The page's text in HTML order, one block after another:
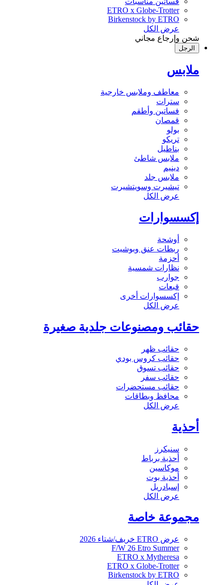
ETRO x Globe-Trotter
Birkenstock by ETRO
عرض الكل
شحن وإرجاع مجاني
الرجل
ملابس
معاطف وملابس خارجية
سترات
فساتين وأطقم
قمصان
بولو
تريكو
بناطيل
ملابس شاطئ
دينيم
ملابس جلد
تيشيرت وسويتشيرت
عرض الكل
إكسسوارات
أوشحة
ربطات عنق وبوشيت
أحزمة
نظارات شمسية
جوارب
قبعات
إكسسوارات أخرى
عرض الكل
حقائب ومصنوعات جلدية صغيرة
حقائب ظهر
حقائب كروس بودي
حقائب تسوق
حقائب سفر
حقائب مستحضرات
محافظ وبطاقات
عرض الكل
أحذية
سنيكرز
أحذية برباط
موكاسين
أحذية بوت
إسبادريل
عرض الكل
مجموعة خاصة
عرض ETRO خريف/شتاء 2026
F/W 26 Etro Summer
ETRO x Mytheresa
ETRO x Globe-Trotter
Birkenstock by ETRO